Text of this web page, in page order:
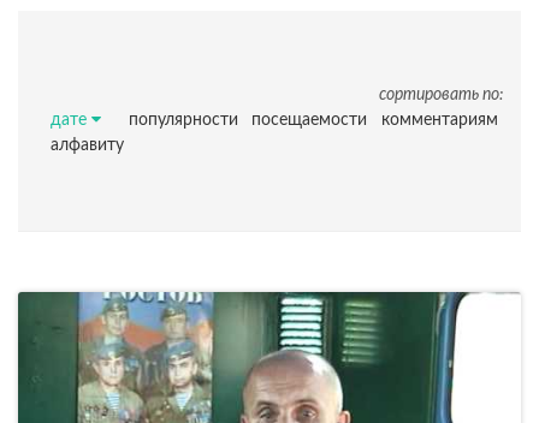
сортировать по:
дате
популярности посещаемости
комментариям
алфавиту